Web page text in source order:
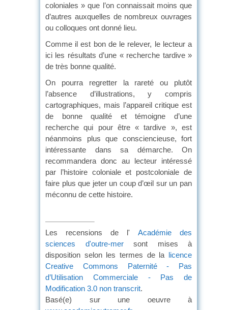
coloniales » que l’on connaissait moins que
d’autres auxquelles de nombreux ouvrages
ou colloques ont donné lieu.
Comme il est bon de le relever, le lecteur a
ici les résultats d’une « recherche tardive »
de très bonne qualité.
On pourra regretter la rareté ou plutôt
l’absence d’illustrations, y compris
cartographiques, mais l’appareil critique est
de bonne qualité et témoigne d’une
recherche qui pour être « tardive », est
néanmoins plus que consciencieuse, fort
intéressante dans sa démarche. On
recommandera donc au lecteur intéressé
par l’histoire coloniale et postcoloniale de
faire plus que jeter un coup d’œil sur un pan
méconnu de cette histoire.
Les recensions de l' Académie des
sciences d'outre-mersont mises à
disposition selon les termes de la licence
Creative Commons Paternité - Pas
d’Utilisation Commerciale - Pas de
Modification 3.0 non transcrit.
Basé(e) sur une oeuvre à